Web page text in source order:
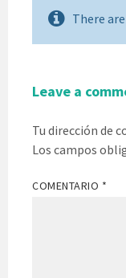
There
Leave a
Tu dirección de
Los campos
COMENTARIO *